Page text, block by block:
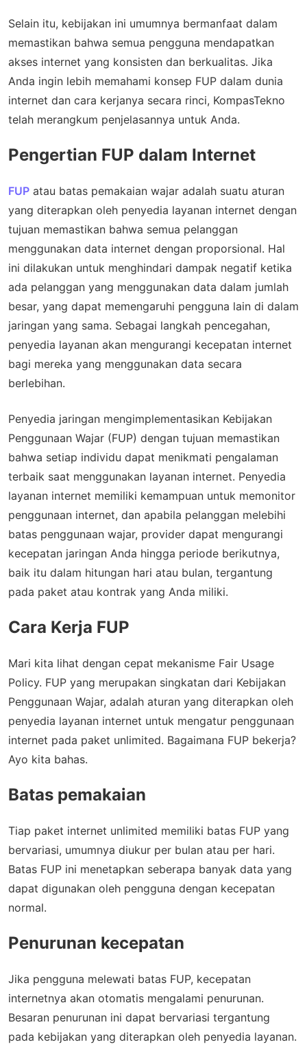
Selain itu, kebijakan ini umumnya bermanfaat dalam
memastikan bahwa semua pengguna mendapatkan
akses internet yang konsisten dan berkualitas. Jika
Anda ingin lebih memahami konsep FUP dalam dunia
internet dan cara kerjanya secara rinci, KompasTekno
telah merangkum penjelasannya untuk Anda.
Pengertian FUP dalam Internet
FUP atau batas pemakaian wajar adalah suatu aturan
yang diterapkan oleh penyedia layanan internet dengan
tujuan memastikan bahwa semua pelanggan
menggunakan data internet dengan proporsional. Hal
ini dilakukan untuk menghindari dampak negatif ketika
ada pelanggan yang menggunakan data dalam jumlah
besar, yang dapat memengaruhi pengguna lain di dalam
jaringan yang sama. Sebagai langkah pencegahan,
penyedia layanan akan mengurangi kecepatan internet
bagi mereka yang menggunakan data secara
berlebihan.
Penyedia jaringan mengimplementasikan Kebijakan
Penggunaan Wajar (FUP) dengan tujuan memastikan
bahwa setiap individu dapat menikmati pengalaman
terbaik saat menggunakan layanan internet. Penyedia
layanan internet memiliki kemampuan untuk memonitor
penggunaan internet, dan apabila pelanggan melebihi
batas penggunaan wajar, provider dapat mengurangi
kecepatan jaringan Anda hingga periode berikutnya,
baik itu dalam hitungan hari atau bulan, tergantung
pada paket atau kontrak yang Anda miliki.
Cara Kerja FUP
Mari kita lihat dengan cepat mekanisme Fair Usage
Policy. FUP yang merupakan singkatan dari Kebijakan
Penggunaan Wajar, adalah aturan yang diterapkan oleh
penyedia layanan internet untuk mengatur penggunaan
internet pada paket unlimited. Bagaimana FUP bekerja?
Ayo kita bahas.
Batas pemakaian
Tiap paket internet unlimited memiliki batas FUP yang
bervariasi, umumnya diukur per bulan atau per hari.
Batas FUP ini menetapkan seberapa banyak data yang
dapat digunakan oleh pengguna dengan kecepatan
normal.
Penurunan kecepatan
Jika pengguna melewati batas FUP, kecepatan
internetnya akan otomatis mengalami penurunan.
Besaran penurunan ini dapat bervariasi tergantung
pada kebijakan yang diterapkan oleh penyedia layanan.